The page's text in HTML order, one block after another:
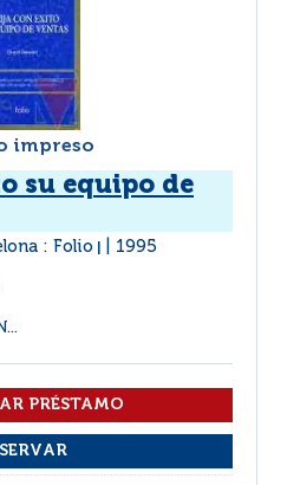
impreso
su equipo de
: Folio 1995